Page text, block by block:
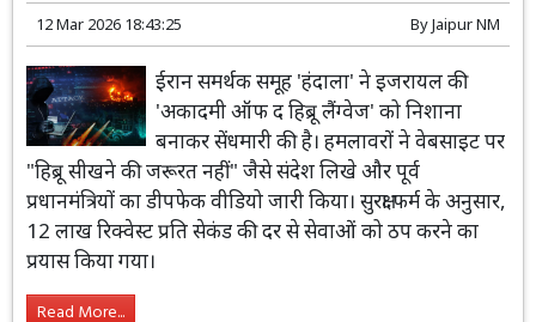
12 Mar 2026 18:43:25 ByJaipur NM
ईरान समर्थक समूह 'हंदाला' ने इजरायल की
'अकादमी ऑफ द हिब्रू लैंग्वेज' को निशाना
बनाकर सेंधमारी की है। हमलावरों ने वेबसाइट पर
"हिब्रू सीखने की जरूरत नहीं" जैसे संदेश लिखे और पूर्व
प्रधानमंत्रियों का डीपफेक वीडियो जारी किया। सुरक्षा फर्म के अनुसार,
12 लाख रिक्वेस्ट प्रति सेकंड की दर से सेवाओं को ठप करने का
प्रयास किया गया।
Read More...